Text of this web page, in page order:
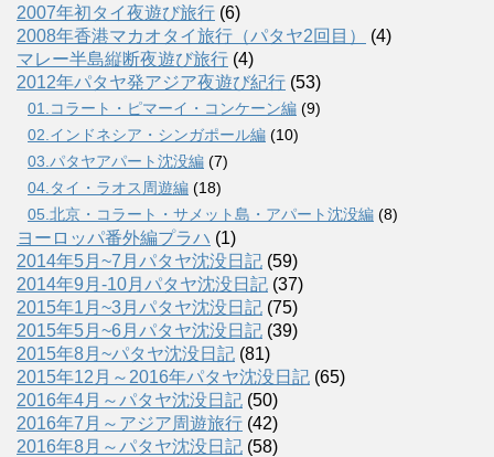
2007年初タイ夜遊び旅行 (6)
2008年香港マカオタイ旅行（パタヤ2回目）
(4)
マレー半島縦断夜遊び旅行 (4)
2012年パタヤ発アジア夜遊び紀行 (53)
01.コラート・ピマーイ・コンケーン編 (9)
02.インドネシア・シンガポール編 (10)
03.パタヤアパート沈没編 (7)
04.タイ・ラオス周遊編 (18)
05.北京・コラート・サメット島・アパート沈没編 (8)
ヨーロッパ番外編プラハ (1)
2014年5月~7月パタヤ沈没日記 (59)
2014年9月-10月パタヤ沈没日記 (37)
2015年1月~3月パタヤ沈没日記 (75)
2015年5月~6月パタヤ沈没日記 (39)
2015年8月~パタヤ沈没日記 (81)
2015年12月～2016年パタヤ沈没日記 (65)
2016年4月～パタヤ沈没日記 (50)
2016年7月～アジア周遊旅行 (42)
2016年8月～パタヤ沈没日記 (58)